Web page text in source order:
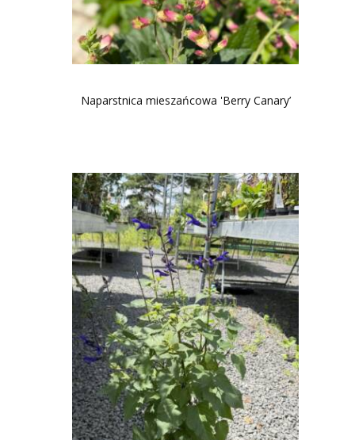
Naparstnica mieszańcowa 'Berry Canary’